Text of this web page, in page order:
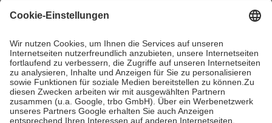
Kosten dafür, der Versicherte trägt einen Teil davon als Zuzahlung
Grundsätzlich leisten Mitglieder Zuzahlungen in Höhe von zehn
Prozent des Abgabepreises,mindestensjedochfünf Euround
höchstens zehn Euro.Es sind jedoch nie mehr als die tatsächlichen
Kosten der Leistung zu entrichten.
Diese Regeln gelten grundsätzlich auch für Online-Apotheken.
Bei Heilmitteln und häuslicher Krankenpflege beträgt die
Zuzahlung zehn Prozent der Kosten sowie zehn Euro je